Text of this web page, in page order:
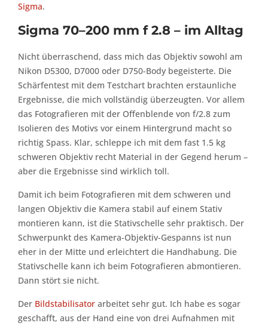
Sigma.
Sigma 70–200 mm f 2.8 – im Alltag
Nicht überraschend, dass mich das Objektiv sowohl am
Nikon D5300, D7000 oder D750-Body begeisterte. Die
Schärfentest mit dem Testchart brachten erstaunliche
Ergebnisse, die mich vollständig überzeugten. Vor allem
das Fotografieren mit der Offenblende von f/2.8 zum
Isolieren des Motivs vor einem Hintergrund macht so
richtig Spass. Klar, schleppe ich mit dem fast 1.5 kg
schweren Objektiv recht Material in der Gegend herum –
aber die Ergebnisse sind wirklich toll.
Damit ich beim Fotografieren mit dem schweren und
langen Objektiv die Kamera stabil auf einem Stativ
montieren kann, ist die Stativschelle sehr praktisch. Der
Schwerpunkt des Kamera-Objektiv-Gespanns ist nun
eher in der Mitte und erleichtert die Handhabung. Die
Stativschelle kann ich beim Fotografieren abmontieren.
Dann stört sie nicht.
Der Bildstabilisator arbeitet sehr gut. Ich habe es sogar
geschafft, aus der Hand eine von drei Aufnahmen mit